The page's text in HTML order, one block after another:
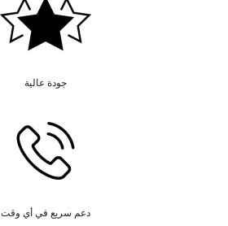
جودة عالية
دعم سريع في أي وقت